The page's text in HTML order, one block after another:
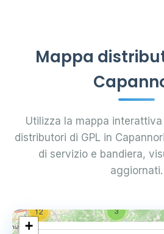
Mappa
Utilizza la mappa
distributori di GPL in
di servizio e bandiera,
aggiornati.
3
12
+